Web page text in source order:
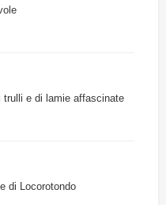
trulli e di lamie affascinate
di Locorotondo